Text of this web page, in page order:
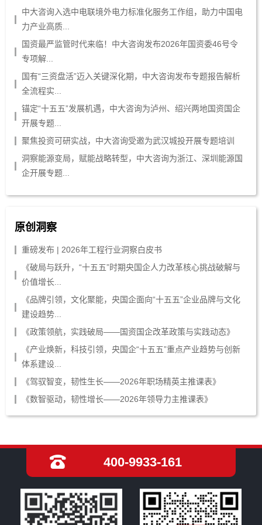
中大咨询入选中电联境外电力标准化服务工作组，助力中国电
力产业高质...
国资最严监管时代来临！中大咨询发布2026年国资委46号令
专项解...
国有“三资盘活”迈入关键深化期，中大咨询发布专题报告解析
全流程实...
锚定“十五五”发展机遇，中大咨询为泸州、绍兴两地国资国企
开展专题...
聚焦投资可研实战，中大咨询受邀为武汉城投开展专题培训
洞察能源变局，赋能战略转型，中大咨询为浙江、深圳能源国
企开展专题...
原创洞察
重磅发布 | 2026年工程行业洞察白皮书
《破局与跃升，“十五五”时期央国企人力改革核心挑战破解与
价值增长...
《品牌引领，文化聚能，央国企面向“十五五”企业品牌与文化
建设趋势...
《政策领航，实践破局——国资国企改革政策与实践动态》
《产业焕新，科技引领，央国企“十五五”重点产业趋势与创新
体系建设...
《驾驭智变，韧性生长——2026年职场精英主推课表》
《数智驱动，韧性增长——2026年领导力主推课表》
400-9933-161